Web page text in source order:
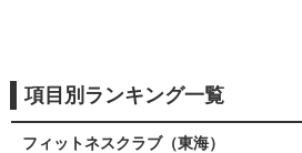
項目別ランキング一覧
フィットネスクラブ（東海）